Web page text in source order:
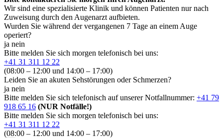
Wir sind eine spezialisierte Klinik und können Patienten nur nach
Zuweisung durch den Augenarzt aufbieten.
Wurden Sie während der vergangenen 7 Tage an einem Auge
operiert?
ja nein
Bitte melden Sie sich morgen telefonisch bei uns:
+41 31 311 12 22
(08:00 – 12:00 und 14:00 – 17:00)
Leiden Sie an akuten Sehstörungen oder Schmerzen?
ja nein
Bitte melden Sie sich telefonisch auf unserer Notfallnummer: +41 79
918 65 16 (NUR Notfälle!)
Bitte melden Sie sich morgen telefonisch bei uns:
+41 31 311 12 22
(08:00 – 12:00 und 14:00 – 17:00)